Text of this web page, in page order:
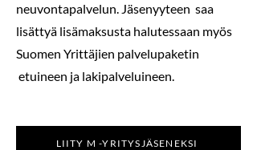
neuvontapalvelun. Jäsenyyteen saa
lisättyä lisämaksusta halutessaan myös
Suomen Yrittäjien palvelupaketin
etuineen ja lakipalveluineen.
LIITY M -YRITYSJÄSENEKSI